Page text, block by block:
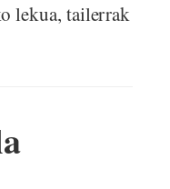
lekua, tailerrak